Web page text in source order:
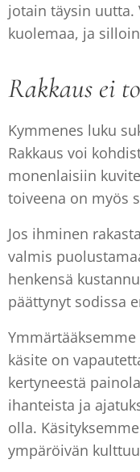
jotain täysin uutta.
kuolemaa, ja
Rakkaus ei
Kymmenes luku
Rakkaus voi
monenlaisiin
toiveena on myös
Jos ihminen
valmis
henkensä
päättynyt sodissa
käsite on
kertyneestä
ihanteista ja
olla.
ympäröivän